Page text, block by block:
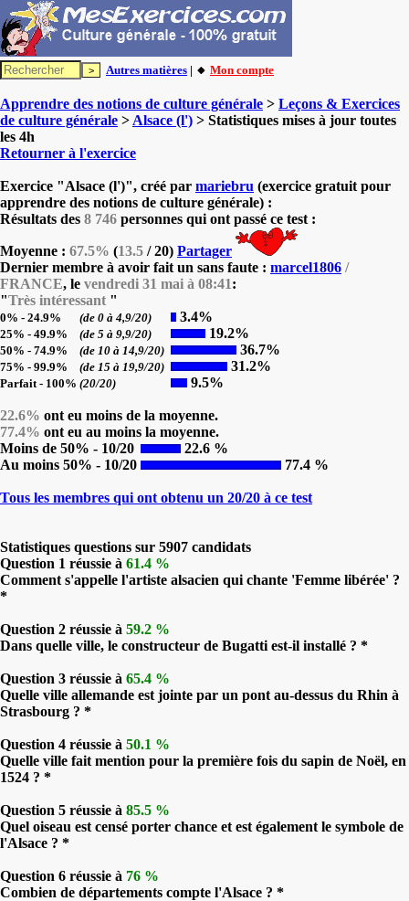
Autres matières | 🔸 Mon compte
Apprendre des notions de culture générale > Leçons & Exercices
de culture générale > Alsace (l') > Statistiques mises à jour toutes
les 4h
Retourner à l'exercice
Exercice "Alsace (l')", créé par mariebru (exercice gratuit pour
apprendre des notions de culture générale) :
Résultats des 8 746 personnes qui ont passé ce test :
Moyenne : 67.5% (13.5 / 20) Partager
Dernier membre à avoir fait un sans faute : marcel1806 /
FRANCE, le vendredi 31 mai à 08:41:
"Très intéressant "
0% - 24.9% (de 0 à 4,9/20) 3.4%
25% - 49.9% (de 5 à 9,9/20) 19.2%
50% - 74.9% (de 10 à 14,9/20) 36.7%
75% - 99.9% (de 15 à 19,9/20) 31.2%
Parfait - 100% (20/20) 9.5%
22.6% ont eu moins de la moyenne.
77.4% ont eu au moins la moyenne.
Moins de 50% - 10/20
22.6 %
Au moins 50% - 10/20
77.4 %
Tous les membres qui ont obtenu un 20/20 à ce test
Statistiques questions sur 5907 candidats
Question 1 réussie à 61.4 %
Comment s'appelle l'artiste alsacien qui chante 'Femme libérée' ?
*
Question 2 réussie à 59.2 %
Dans quelle ville, le constructeur de Bugatti est-il installé ? *
Question 3 réussie à 65.4 %
Quelle ville allemande est jointe par un pont au-dessus du Rhin à
Strasbourg ? *
Question 4 réussie à 50.1 %
Quelle ville fait mention pour la première fois du sapin de Noël, en
1524 ? *
Question 5 réussie à 85.5 %
Quel oiseau est censé porter chance et est également le symbole de
l'Alsace ? *
Question 6 réussie à 76 %
Combien de départements compte l'Alsace ? *